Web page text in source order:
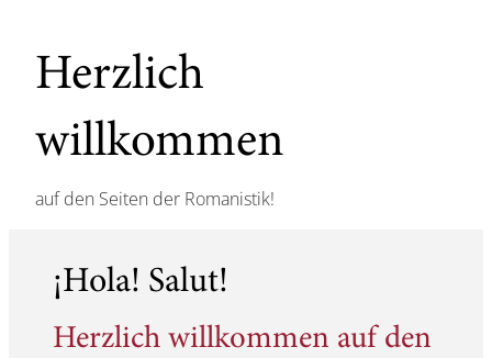
Herzlich
willkommen
auf den Seiten der Romanistik!
¡Hola! Salut!
Herzlich willkommen auf den